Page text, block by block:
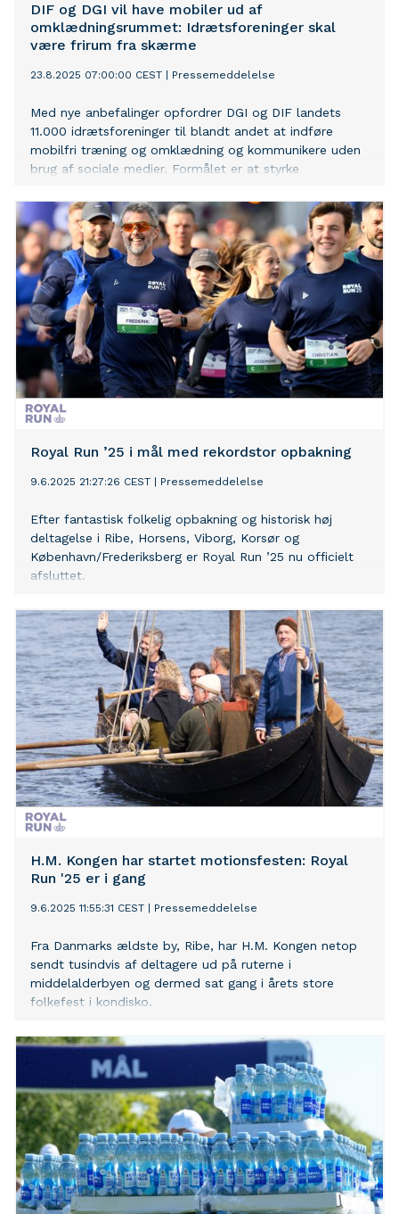
DIF og DGI vil have mobiler ud af
omklædningsrummet: Idrætsforeninger skal
være frirum fra skærme
23.8.2025 07:00:00 CEST Pressemeddelelse
Med nye anbefalinger opfordrer DGI og DIF landets
11.000 idrætsforeninger til blandt andet at indføre
mobilfri træning og omklædning og kommunikere uden
brug af sociale medier. Formålet er at styrke
udfordringer i en digital hverdag.
Royal Run ’25 i mål med rekordstor opbakning
9.6.2025 21:27:26 CEST Pressemeddelelse
Efter fantastisk folkelig opbakning og historisk høj
deltagelse i Ribe, Horsens, Viborg, Korsør og
København/Frederiksberg er Royal Run ’25 nu officielt
afsluttet.
H.M. Kongen har startet motionsfesten: Royal
Run '25 er i gang
9.6.2025 11:55:31 CEST Pressemeddelelse
Fra Danmarks ældste by, Ribe, har H.M. Kongen netop
sendt tusindvis af deltagere ud på ruterne i
middelalderbyen og dermed sat gang i årets store
folkefest i kondisko.